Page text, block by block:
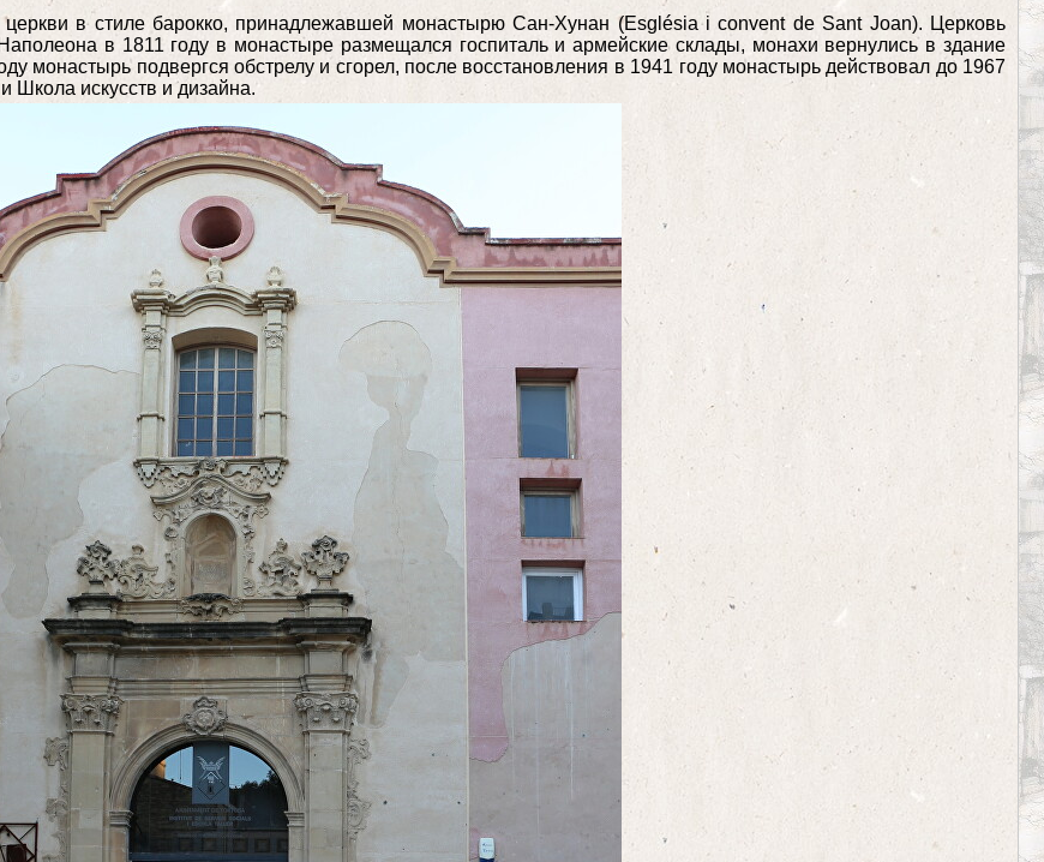
в стиле барокко, принадлежавшей монастырю Сан-Хунан (Església i convent de Sant Joan). Церковь
в 1811 году в монастыре размещался госпиталь и армейские склады, монахи вернулись в здание
монастырь подвергся обстрелу и сгорел, после восстановления в 1941 году монастырь действовал до 1967
Школа искусств и дизайна.